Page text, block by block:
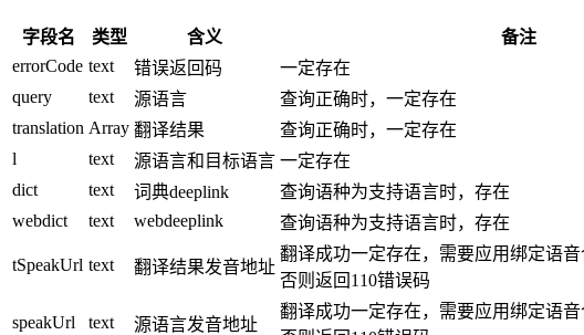
字段名 类型 含义
备注
errorCode text 错误返回码
一定存在
query
text 源语言
查询正确时，一定存在
translation Array 翻译结果
查询正确时，一定存在
l
text 源语言和目标语言 一定存在
dict
text 词典deeplink
查询语种为支持语言时，存在
webdict
text webdeeplink 查询语种为支持语言时，存在
tSpeakUrl text 翻译结果发音地址
翻译成功一定存在，需要应用绑定语
否则返回110错误码
speakUrl text 源语言发音地址
翻译成功一定存在，需要应用绑定语